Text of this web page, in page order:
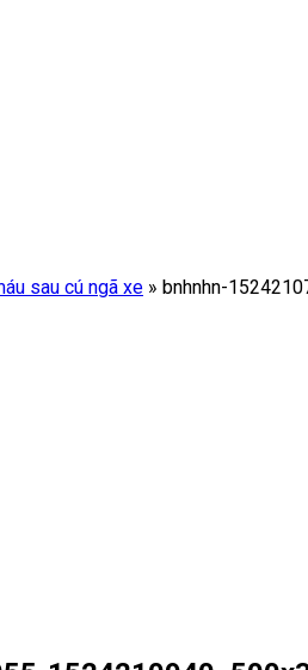
sau cú ngã xe » bnhnhn-